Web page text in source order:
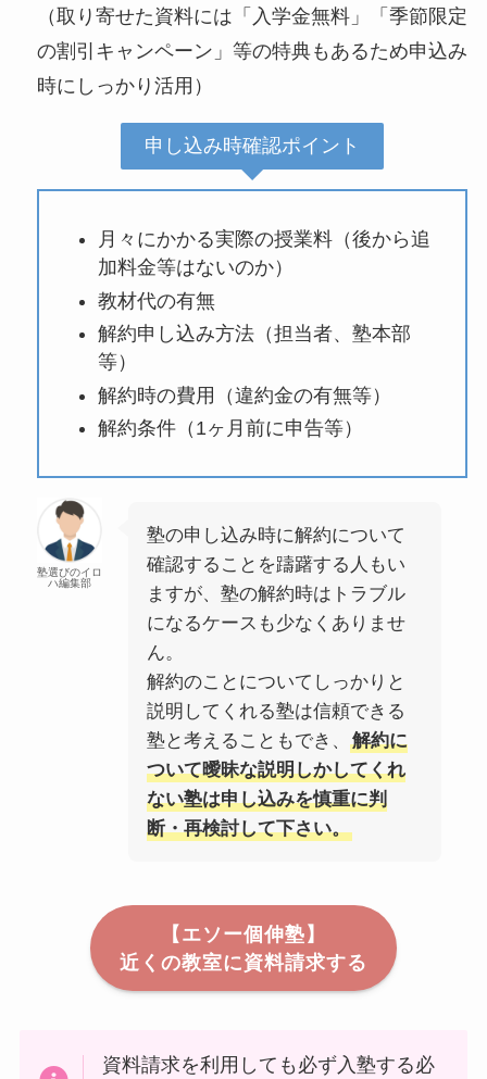
（取り寄せた資料には「入学金無料」「季節限定
の割引キャンペーン」等の特典もあるため申込み
時にしっかり活用）
申し込み時確認ポイント
月々にかかる実際の授業料（後から追
加料金等はないのか）
教材代の有無
解約申し込み方法（担当者、塾本部
等）
解約時の費用（違約金の有無等）
解約条件（1ヶ月前に申告等）
塾選びのイロ
ハ編集部
塾の申し込み時に解約について
確認することを躊躇する人もい
ますが、塾の解約時はトラブル
になるケースも少なくありませ
ん。
解約のことについてしっかりと
説明してくれる塾は信頼できる
塾と考えることもでき、
解約に
ついて曖昧な説明しかしてくれ
ない塾は申し込みを慎重に判
断・再検討して下さい。
【エソー個伸塾】
近くの教室に資料請求する
資料請求を利用しても必ず入塾する必